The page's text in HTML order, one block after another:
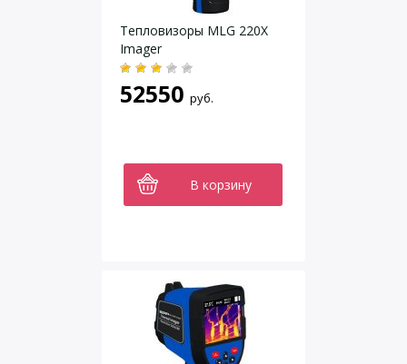
Тепловизоры MLG 220X
Imager
52550 руб.
В корзину